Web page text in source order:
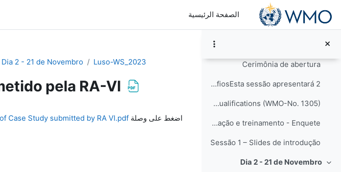
تخطى إلى المحتوى الرئيسي
الصفحة الرئيسية
Nota de Imprensa
طيDia 1 - 20 de Novembro
1 Agenda e organização do WorkshopAbertura do Work...
Cerimônia de abertura
2 Visão geral dos desafiosEsta sessão apresentará ...
Survey on the Status of Human Resources in National Meteorological and Hydrological Services: Staff, Competencies and Qualifications (WMO-No. 1305)
Necessidades e capacidades de educação e treinamento - Enquete
Sessão 1 – Slides de introdução
طيDia 2 - 21 de Novembro
Luso-WS_2023
Dia 2 - 21 de Novembro
pela RA-VI
اضغط على وصلة Case Study submitted by RA VI.pdf